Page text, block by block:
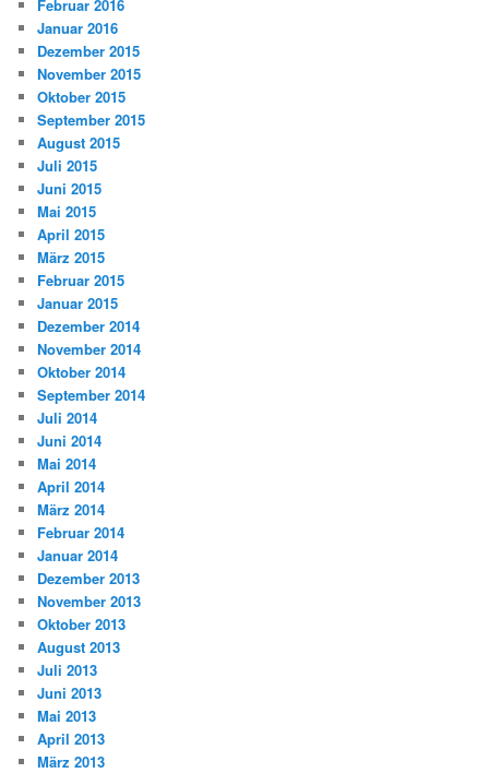
Februar 2016
Januar 2016
Dezember 2015
November 2015
Oktober 2015
September 2015
August 2015
Juli 2015
Juni 2015
Mai 2015
April 2015
März 2015
Februar 2015
Januar 2015
Dezember 2014
November 2014
Oktober 2014
September 2014
Juli 2014
Juni 2014
Mai 2014
April 2014
März 2014
Februar 2014
Januar 2014
Dezember 2013
November 2013
Oktober 2013
August 2013
Juli 2013
Juni 2013
Mai 2013
April 2013
März 2013